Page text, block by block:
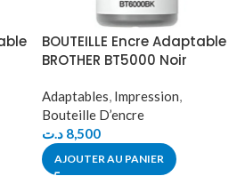
BOUTEILLE Encre Adaptable
BROTHER BT5000 Noir
Adaptables, Impression,
Bouteille D’encre
8,500 د.ت
AJOUTER AU PANIER